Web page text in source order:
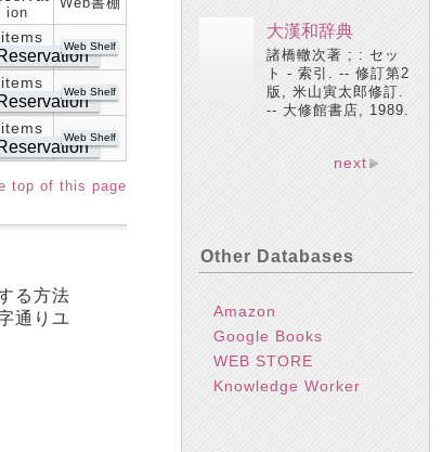
ion
Web Shelf
Web Shelf
Web Shelf
top of this page
る方法
通りユ
大漢和辞典
諸橋轍次著 ; : セッ
ト - 索引. -- 修訂第2
版, 米山寅太郎修訂.
-- 大修館書店, 1989.
next
Other Databases
Amazon
Google Books
WEB STORE
Knowledge Worker